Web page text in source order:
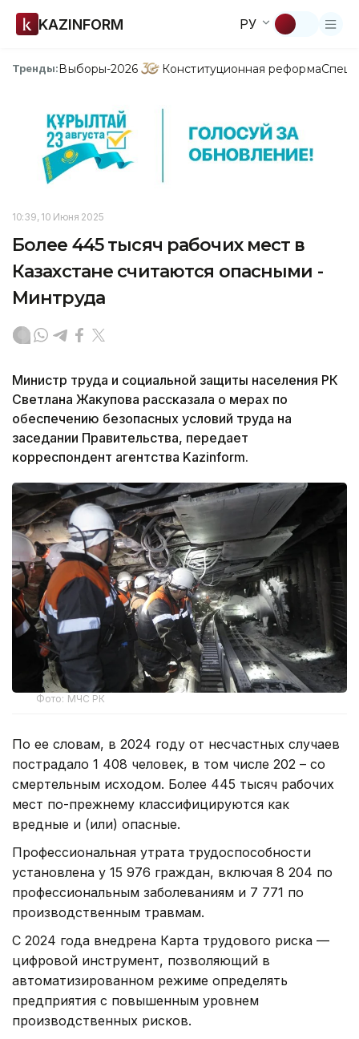
KAZINFORM РУ
Тренды:Выборы-2026 Конституционная реформа
10:39, 10 Июня 2025
Более 445 тысяч рабочих мест в
Казахстане считаются опасными -
Минтруда
Министр труда и социальной защиты населения РК
Светлана Жакупова рассказала о мерах по
обеспечению безопасных условий труда на
заседании Правительства, передает
корреспондент агентства Kazinform.
Фото: МЧС РК
По ее словам, в 2024 году от несчастных случаев
пострадало 1 408 человек, в том числе 202 – со
смертельным исходом. Более 445 тысяч рабочих
мест по-прежнему классифицируются как
вредные и (или) опасные.
Профессиональная утрата трудоспособности
установлена у 15 976 граждан, включая 8 204 по
профессиональным заболеваниям и 7 771 по
производственным травмам.
С 2024 года внедрена Карта трудового риска —
цифровой инструмент, позволяющий в
автоматизированном режиме определять
предприятия с повышенным уровнем
производственных рисков.